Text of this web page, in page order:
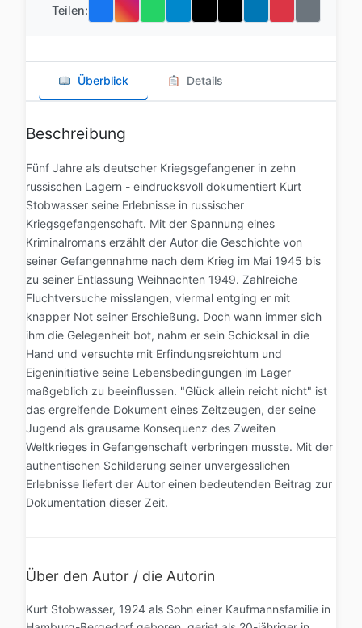
Teilen:
Überblick Details
Beschreibung
Fünf Jahre als deutscher Kriegsgefangener in zehn
russischen Lagern - eindrucksvoll dokumentiert Kurt
Stobwasser seine Erlebnisse in russischer
Kriegsgefangenschaft. Mit der Spannung eines
Kriminalromans erzählt der Autor die Geschichte von
seiner Gefangennahme nach dem Krieg im Mai 1945 bis
zu seiner Entlassung Weihnachten 1949. Zahlreiche
Fluchtversuche misslangen, viermal entging er mit
knapper Not seiner Erschießung. Doch wann immer sich
ihm die Gelegenheit bot, nahm er sein Schicksal in die
Hand und versuchte mit Erfindungsreichtum und
Eigeninitiative seine Lebensbedingungen im Lager
maßgeblich zu beeinflussen. "Glück allein reicht nicht" ist
das ergreifende Dokument eines Zeitzeugen, der seine
Jugend als grausame Konsequenz des Zweiten
Weltkrieges in Gefangenschaft verbringen musste. Mit der
authentischen Schilderung seiner unvergesslichen
Erlebnisse liefert der Autor einen bedeutenden Beitrag zur
Dokumentation dieser Zeit.
Über den Autor / die Autorin
Kurt Stobwasser, 1924 als Sohn einer Kaufmannsfamilie in